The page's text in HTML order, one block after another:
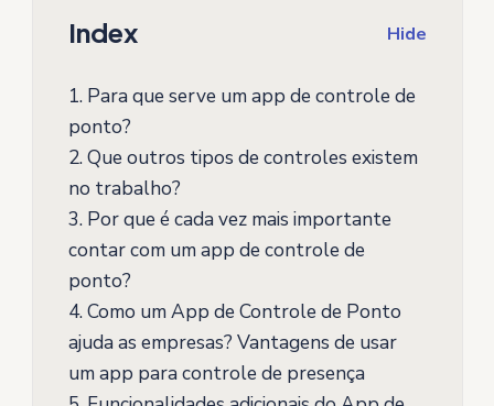
Index Hide
1.Para que serve um app de controle de
ponto?
2.Que outros tipos de controles existem
no trabalho?
3.Por que é cada vez mais importante
contar com um app de controle de
ponto?
4.Como um App de Controle de Ponto
ajuda as empresas? Vantagens de usar
um app para controle de presença